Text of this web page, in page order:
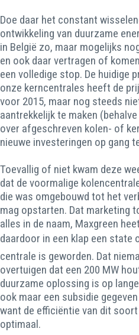
Doe daar het constant
ontwikkeling van duurzame
in België zo, maar mogelijks
en ook daar vertragen of
een volledige stop. De huidige
onze kerncentrales heeft de
voor 2015, maar nog steeds
aantrekkelijk te maken
over afgeschreven kolen- of
nieuwe investeringen op gang
Toevallig of niet kwam deze
dat de voormalige
die was omgebouwd tot het
mag opstarten. Dat marketing
alles in de naam, Maxgreen
daardoor in een klap een state
centrale is geworden. Dat
overtuigen dat een 200 MW
duurzame oplossing is op
ook maar een subsidie
want de efficiëntie van dit
optimaal.